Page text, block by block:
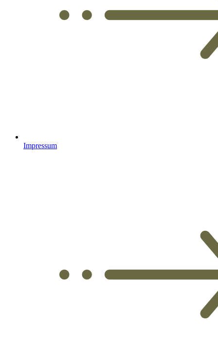
Impressum